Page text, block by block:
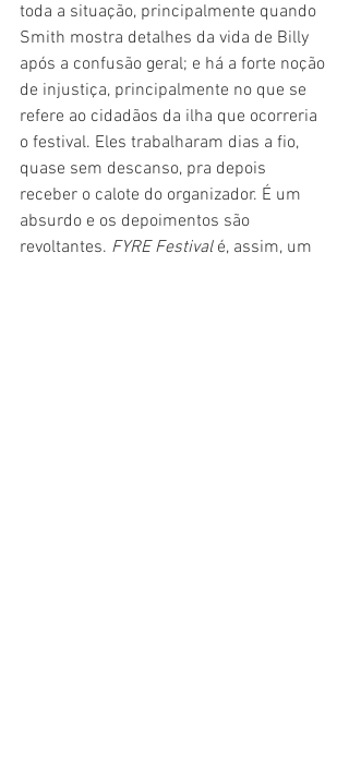
toda a situação, principalmente quando
Smith mostra detalhes da vida de Billy
após a confusão geral; e há a forte noção
de injustiça, principalmente no que se
refere ao cidadãos da ilha que ocorreria
o festival. Eles trabalharam dias a fio,
quase sem descanso, pra depois
receber o calote do organizador. É um
absurdo e os depoimentos são
revoltantes. FYRE Festival é, assim, um